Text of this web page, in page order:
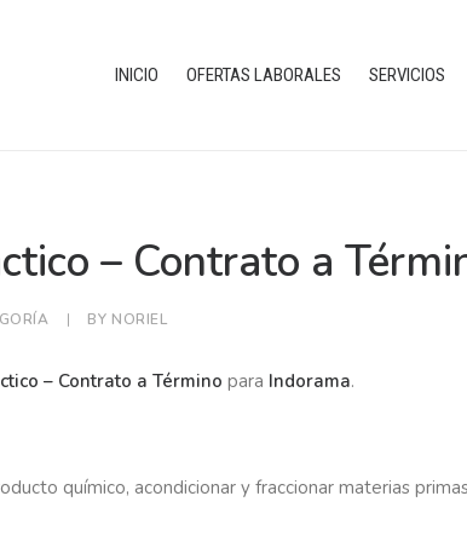
INICIO OFERTAS LABORALES SERVICIOS
– Contrato a
| BY NORIEL
– Contrato a Término para Indorama.
químico, acondicionar y fraccionar materias